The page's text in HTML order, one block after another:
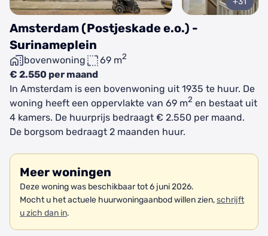
Amsterdam (Postjeskade e.o.) -
Surinameplein
bovenwoning 69 m2
€ 2.550 per maand
In Amsterdam is een bovenwoning uit 1935 te huur. De
woning heeft een oppervlakte van 69 m2 en bestaat uit
4 kamers. De huurprijs bedraagt € 2.550 per maand.
De borgsom bedraagt 2 maanden huur.
Meer woningen
Deze woning was beschikbaar tot 6 juni 2026.
Mocht u het actuele huurwoningaanbod willen zien,schrijft
u zich dan in.